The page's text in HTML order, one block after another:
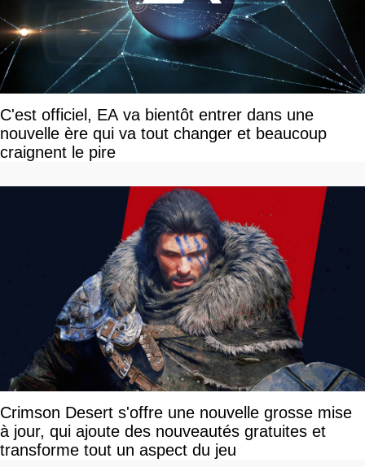
C'est officiel, EA va bientôt entrer dans une
nouvelle ère qui va tout changer et beaucoup
craignent le pire
Crimson Desert s'offre une nouvelle grosse mise
à jour, qui ajoute des nouveautés gratuites et
transforme tout un aspect du jeu